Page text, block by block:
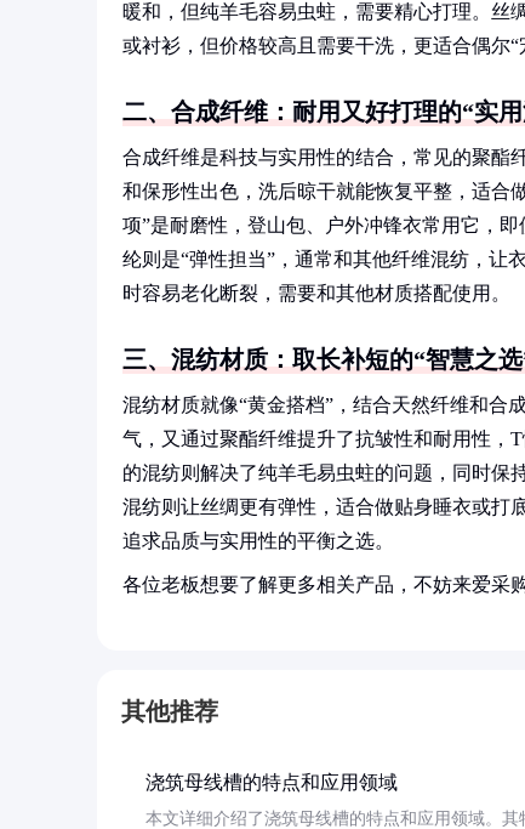
暖和，但纯羊毛容易虫蛀，需要精心打理。丝
或衬衫，但价格较高且需要干洗，更适合偶尔“
二、合成纤维：耐用又好打理的“实
合成纤维是科技与实用性的结合，常见的聚酯
和保形性出色，洗后晾干就能恢复平整，适合
项”是耐磨性，登山包、户外冲锋衣常用它，
纶则是“弹性担当”，通常和其他纤维混纺，让
时容易老化断裂，需要和其他材质搭配使用。
三、混纺材质：取长补短的“智慧之选
混纺材质就像“黄金搭档”，结合天然纤维和合
气，又通过聚酯纤维提升了抗皱性和耐用性，
的混纺则解决了纯羊毛易虫蛀的问题，同时保
混纺则让丝绸更有弹性，适合做贴身睡衣或打
追求品质与实用性的平衡之选。
各位老板想要了解更多相关产品，不妨来爱采
其他推荐
浇筑母线槽的特点和应用领域
本文详细介绍了浇筑母线槽的特点和应用领域。